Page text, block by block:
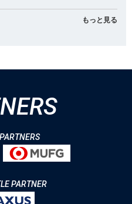
もっと見る
PARTNER